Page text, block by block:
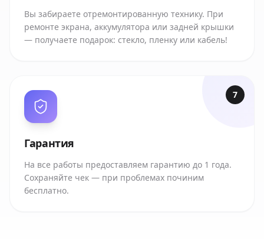
Вы забираете отремонтированную технику. При
ремонте экрана, аккумулятора или задней крышки
— получаете подарок: стекло, пленку или кабель!
7
Гарантия
На все работы предоставляем гарантию до 1 года.
Сохраняйте чек — при проблемах починим
бесплатно.